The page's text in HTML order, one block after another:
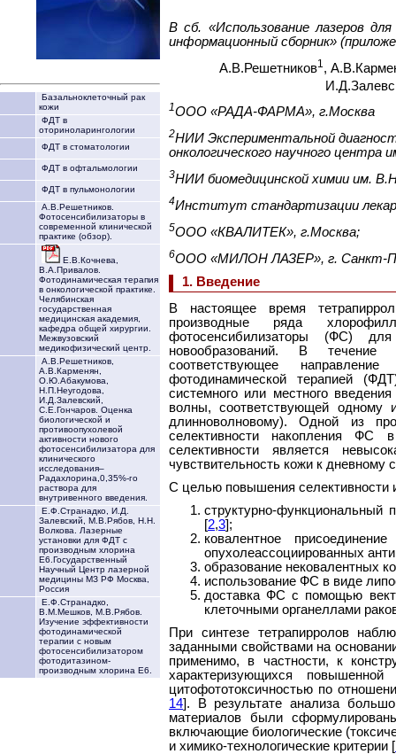
Базальноклеточный рак
кожи
ФДТ в
оториноларингологии
ФДТ в стоматологии
ФДТ в офтальмологии
ФДТ в пульмонологии
А.В.Решетников.
Фотосенсибилизаторы в
современной клинической
практике (обзор).
Е.В.Кочнева,
В.А.Привалов.
Фотодинамическая терапия
в онкологической практике.
Челябинская
государственная
медицинская академия,
кафедра общей хирургии.
Межвузовский
медикофизический центр.
А.В.Решетников,
А.В.Карменян,
О.Ю.Абакумова,
Н.П.Неугодова,
И.Д.Залевский,
С.Е.Гончаров. Оценка
биологической и
противоопухолевой
активности нового
фотосенсибилизатора для
клинического
исследования–
Радахлорина,0,35%-го
раствора для
внутривенного введения.
Е.Ф.Странадко, И.Д.
Залевский, М.В.Рябов, Н.Н.
Волкова. Лазерные
установки для ФДТ с
производным хлорина
Е6.Государственный
Научный Центр лазерной
медицины МЗ РФ Москва,
Россия
Е.Ф.Странадко,
В.М.Мешков, М.В.Рябов.
Изучение эффективности
фотодинамической
терапии с новым
фотосенсибилизатором
фотодитазином-
производным хлорина Е6.
В сб. «Использование лазеров
информационный сборник»
А.В.Решетников1 ,
1ООО «РАДА-ФАРМА», г.Москва
2НИИ Экспериментальной
онкологического научного центра
3НИИ биомедицинской химии им.
4Институт стандартизации
5ООО «КВАЛИТЕК», г.Москва;
6ООО «МИЛОН ЛАЗЕР», г. Санкт-
1. Введение
В настоящее время
производные ряда
фотосенсибилизаторы (ФС)
новообразований. В течение
соответствующее
фотодинамической терапией
системного или местного
волны, соответствующей одному
длинноволновому). Одной из
селективности накопления ФС
селективности является
чувствительность кожи к дневному
С целью повышения селективности
cтруктурно-
[2,3];
ковалентное
опухолеассоциированных
образование нековалентных
использование ФС в виде
доставка ФС с помощью
клеточными органеллами
При синтезе тетрапирролов
заданными свойствами на
применимо, в частности, к
характеризующихся
цитофототоксичностью по
14]. В результате анализа
материалов были
включающие биологические
и химико-технологические критерии [